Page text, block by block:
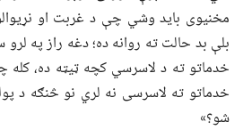
مخنیوی باید وشي چې د غربت او
بلې بد حالت ته روانه ده؛ دغه راز په
خدماتو ته د لاسرسي کچه ټیټه ده، کله
خدماتو ته لاسرسی نه لري نو څنګه د
شو؟»